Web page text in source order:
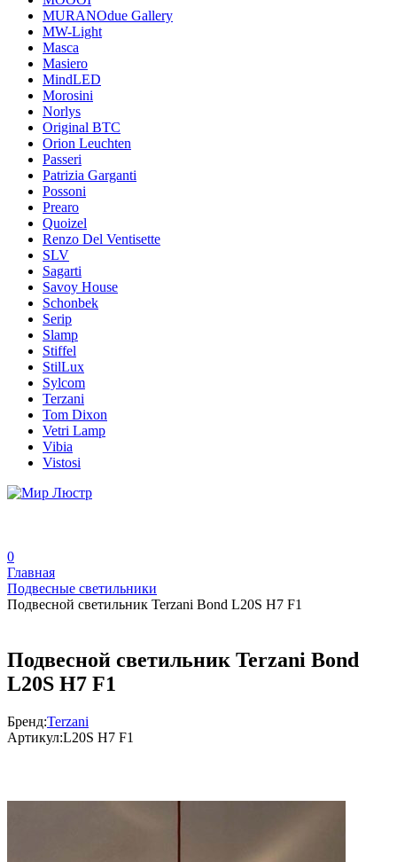
MURANOdue Gallery
MW-Light
Masca
Masiero
MindLED
Morosini
Norlys
Original BTC
Orion Leuchten
Passeri
Patrizia Garganti
Possoni
Prearo
Quoizel
Renzo Del Ventisette
SLV
Sagarti
Savoy House
Schonbek
Serip
Slamp
Stiffel
StilLux
Sylcom
Terzani
Tom Dixon
Vetri Lamp
Vibia
Vistosi
0
Главная
Подвесные светильники
Подвесной светильник Terzani Bond L20S H7 F1
Подвесной светильник Terzani Bond
L20S H7 F1
Бренд:Terzani
Артикул:L20S H7 F1